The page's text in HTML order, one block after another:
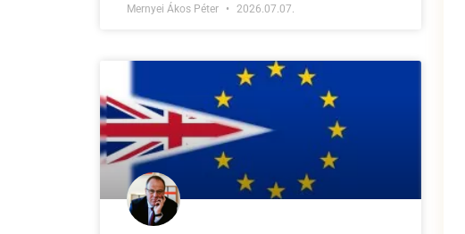
Mernyei Ákos Péter 2026.07.07.